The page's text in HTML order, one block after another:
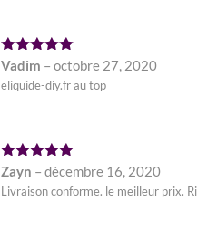
Note5
Vadim – octobre 27, 2020
eliquide-diy.fr au top
Note 5
sur 5
Zayn – décembre 16, 2020
Livraison conforme. le meilleur prix.